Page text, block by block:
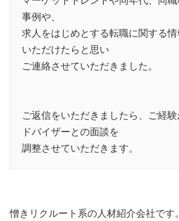
事例や、
求人をはじめとする転職に関する
いただけたらと思い
ご連絡させていただきました。
ご返信をいただきましたら、ご経
ドバイザーとの面談を
調整させていただきます。
憎きリクルート系の人材紹介会社です。